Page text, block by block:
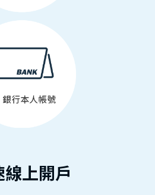
上開戶